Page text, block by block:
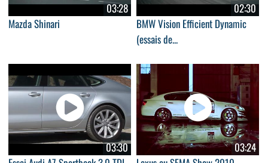
03:28
Mazda Shinari
02:30
BMW Vision Efficient Dynamic
(essais de...
03:30
03:24